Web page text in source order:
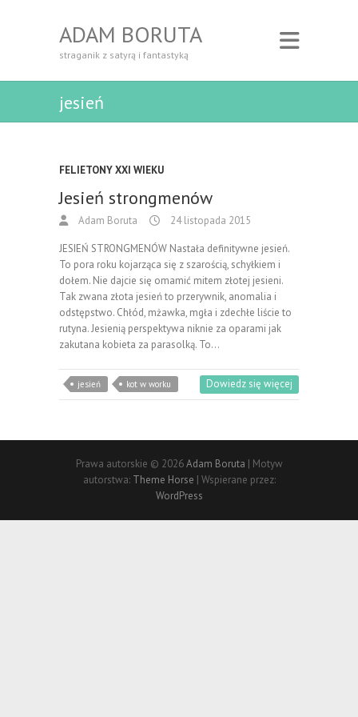
ADAM BORUTA
straganik z satyrą i fantastyką
jesień
FELIETONY XXI WIEKU
Jesień strongmenów
Adam Boruta 24 listopada 2015
JESIEŃ STRONGMENÓW Nastała definitywne jesień.
To pora roku kojarząca się z szarością, schyłkiem i
dołem. Nie dajcie się omamić mitem złotej jesieni.
Tak zwana złota jesień to przerywnik, anomalia i
odstępstwo. Chłód, mżawka, mgła i zdechłe liście to
rutyna. Jesienią perspektywa niknie za oparami jak
zakutana kobieta za parasolką. To…
jesień kot w worku Dowiedz się więcej
Prawa autorskie © 2026Adam Boruta | Motyw
autorstwa: Theme Horse | Wspierane przez:
WordPress